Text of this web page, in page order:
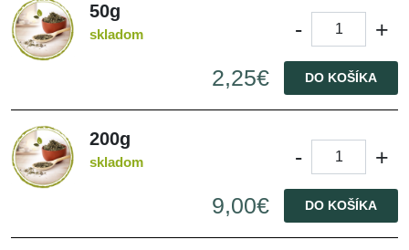
50g
skladom -
+
2,25€
DO KOŠÍKA
200g
skladom -
+
9,00€
DO KOŠÍKA